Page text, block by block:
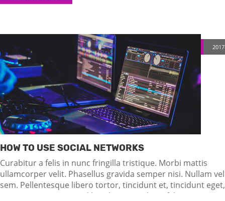
HOW TO USE SOCIAL NETWORKS
Curabitur a felis in nunc fringilla tristique. Morbi mattis
ullamcorper velit. Phasellus gravida semper nisi. Nullam vel
sem. Pellentesque libero tortor, tincidunt et, tincidunt eget,
semper nec, quam. Sed hendrerit. Morbi ac felis. Nunc